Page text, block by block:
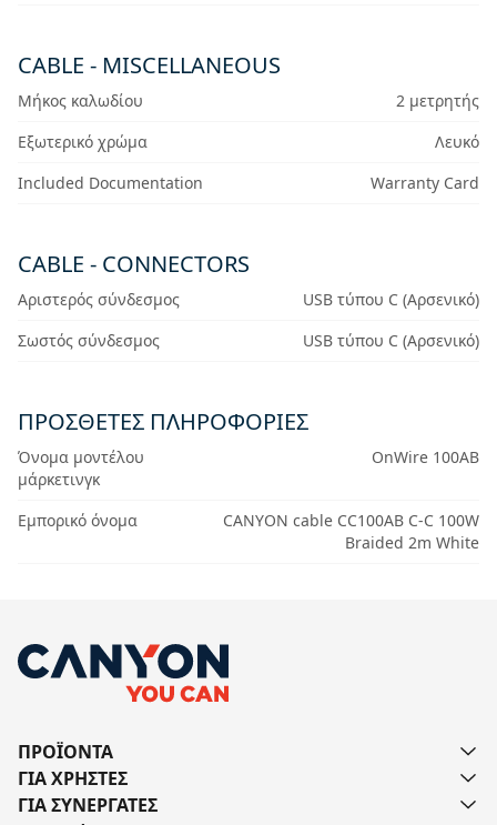
CABLE - MISCELLANEOUS
Μήκος καλωδίου
2 μετρητής
Εξωτερικό χρώμα
Λευκό
Included Documentation
Warranty Card
CABLE - CONNECTORS
Αριστερός σύνδεσμος
USB τύπου C (Αρσενικό)
Σωστός σύνδεσμος
USB τύπου C (Αρσενικό)
ΠΡΟΣΘΕΤΕΣ ΠΛΗΡΟΦΟΡΙΕΣ
Όνομα μοντέλου
μάρκετινγκ
OnWire 100AB
Εμπορικό όνομα
CANYON cable CC100AB C-C 100W
Braided 2m White
ΠΡΟΪΟΝΤΑ
ΓΙΑ ΧΡΗΣΤΕΣ
ΓΙΑ ΣΥΝΕΡΓΑΤΕΣ